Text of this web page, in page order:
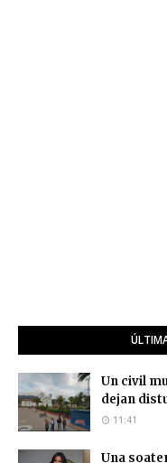
Un civil
dejan
11:41
Una